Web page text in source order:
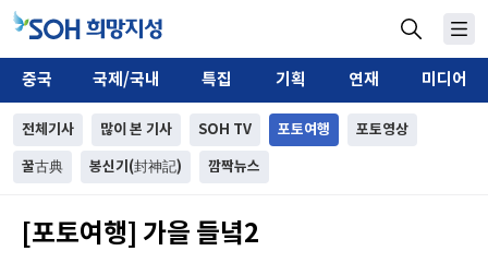
중국 국제/국내 특집 기획 연재 미디어
전체기사 많이 본 기사 SOH TV 포토여행 포토영상
꿀古典 봉신기(封神記) 깜짝뉴스
[포토여행] 가을 들녘2